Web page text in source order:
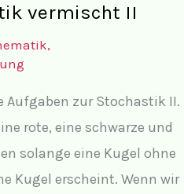
vermischt II
,
Aufgaben zur Stochastik II.
rote, eine schwarze und
solange eine Kugel ohne
Kugel erscheint. Wenn wir